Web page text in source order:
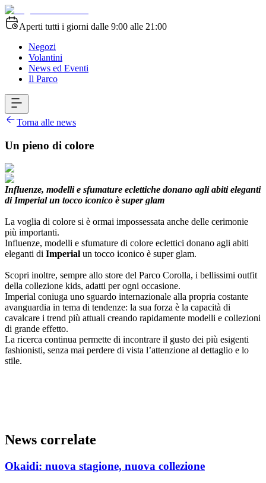
Aperti tutti i giorni dalle 9:00 alle 21:00
Negozi
Volantini
News ed Eventi
Il Parco
Torna alle news
Un pieno di colore
Influenze, modelli e sfumature eclettiche donano agli abiti eleganti
di Imperial un tocco iconico è super glam
La voglia di colore si è ormai impossessata anche delle cerimonie
più importanti.
Influenze, modelli e sfumature di colore eclettici donano agli abiti
eleganti di Imperial un tocco iconico è super glam.
Scopri inoltre, sempre allo store del Parco Corolla, i bellissimi outfit
della collezione kids, adatti per ogni occasione.
Imperial coniuga uno sguardo internazionale alla propria costante
avanguardia in tema di tendenze: la sua forza è la capacità di
cavalcare i trend più attuali creando rapidamente modelli e collezioni
di grande effetto.
La ricerca continua permette di incontrare il gusto dei più esigenti
fashionisti, senza mai perdere di vista l’attenzione al dettaglio e lo
stile.
News correlate
Okaidi: nuova stagione, nuova collezione